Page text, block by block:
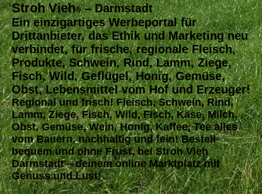
Stroh Vieh®– Darmstadt
Ein einzigartiges Werbeportal für
Drittanbieter, das Ethik und Marketing neu
verbindet, für frische, regionale Fleisch,
Produkte, Schwein, Rind, Lamm, Ziege,
Fisch, Wild, Geflügel, Honig, Gemüse,
Obst, Lebensmittel vom Hof und Erzeuger!
Regional und frisch! Fleisch, Schwein, Rind,
Lamm, Ziege, Fisch, Wild, Fisch, Käse, Milch,
Obst, Gemüse, Wein, Honig, Kaffee, Tee alles
vom Bauern, nachhaltig und fein! Bestell
bequem und ohne Frust, bei Stroh Vieh
Darmstadt – deinem online Marktplatz mit
Genuss und Lust!